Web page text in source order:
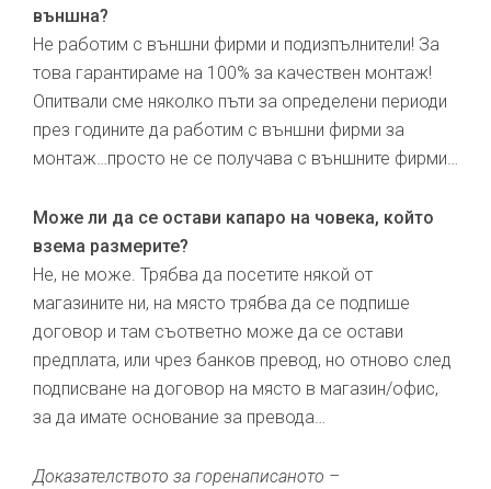
външна?
Не работим с външни фирми и подизпълнители! За
това гарантираме на 100% за качествен монтаж!
Опитвали сме няколко пъти за определени периоди
през годините да работим с външни фирми за
монтаж…просто не се получава с външните фирми…
Може ли да се остави капаро на човека, който
взема размерите?
Не, не може. Трябва да посетите някой от
магазините ни, на място трябва да се подпише
договор и там съответно може да се остави
предплата, или чрез банков превод, но отново след
подписване на договор на място в магазин/офис,
за да имате основание за превода…
Доказателството за горенаписаното –